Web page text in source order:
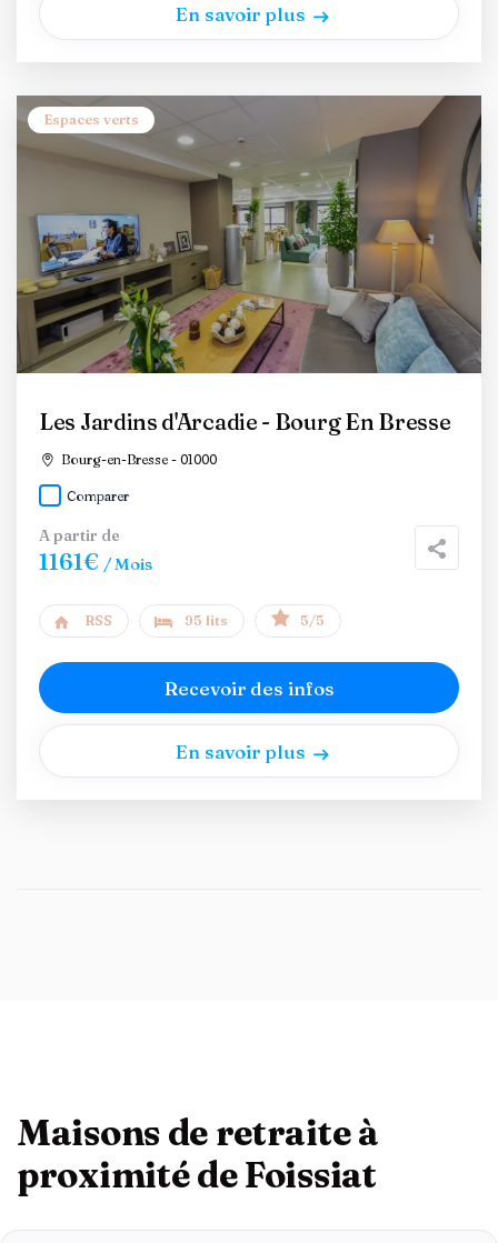
En savoir plus
Espaces verts
Les Jardins d'Arcadie - Bourg En Bresse
Bourg-en-Bresse - 01000
Comparer
A partir de
1161€ / Mois
RSS 95 lits 5/5
Recevoir des infos
En savoir plus
Maisons de retraite à
proximité de Foissiat